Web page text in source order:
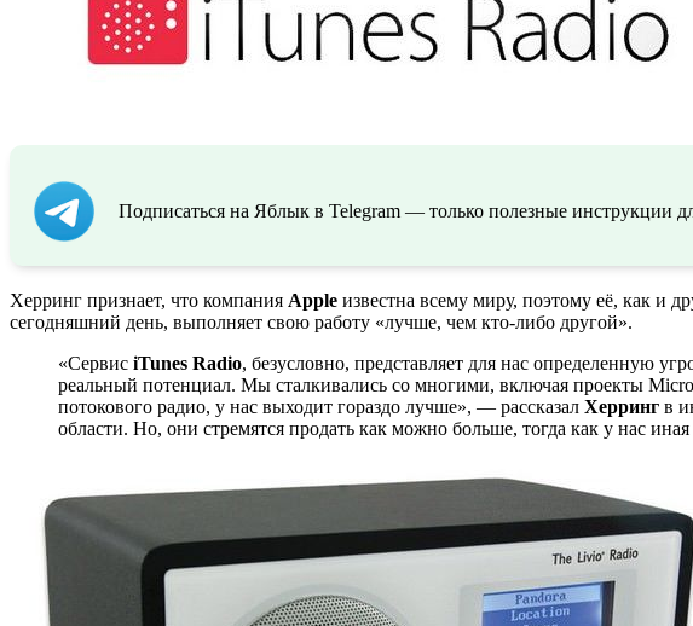
Подписаться на Яблык в Telegram — только полезные инструкции
Херринг признает, что компания Apple известна всему миру, поэтому её, как и
сегодняшний день, выполняет свою работу «лучше, чем кто-либо другой».
«Сервис iTunes Radio, безусловно, представляет для нас определенную
реальный потенциал. Мы сталкивались со многими, включая проекты
потокового радио, у нас выходит гораздо лучше», — рассказал Херринг в
области. Но, они стремятся продать как можно больше, тогда как у нас